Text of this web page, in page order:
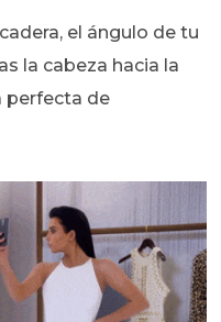
el ángulo de tu
la cabeza hacia la
perfecta de